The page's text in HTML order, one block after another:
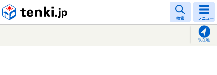
検索 メニュー
現在地